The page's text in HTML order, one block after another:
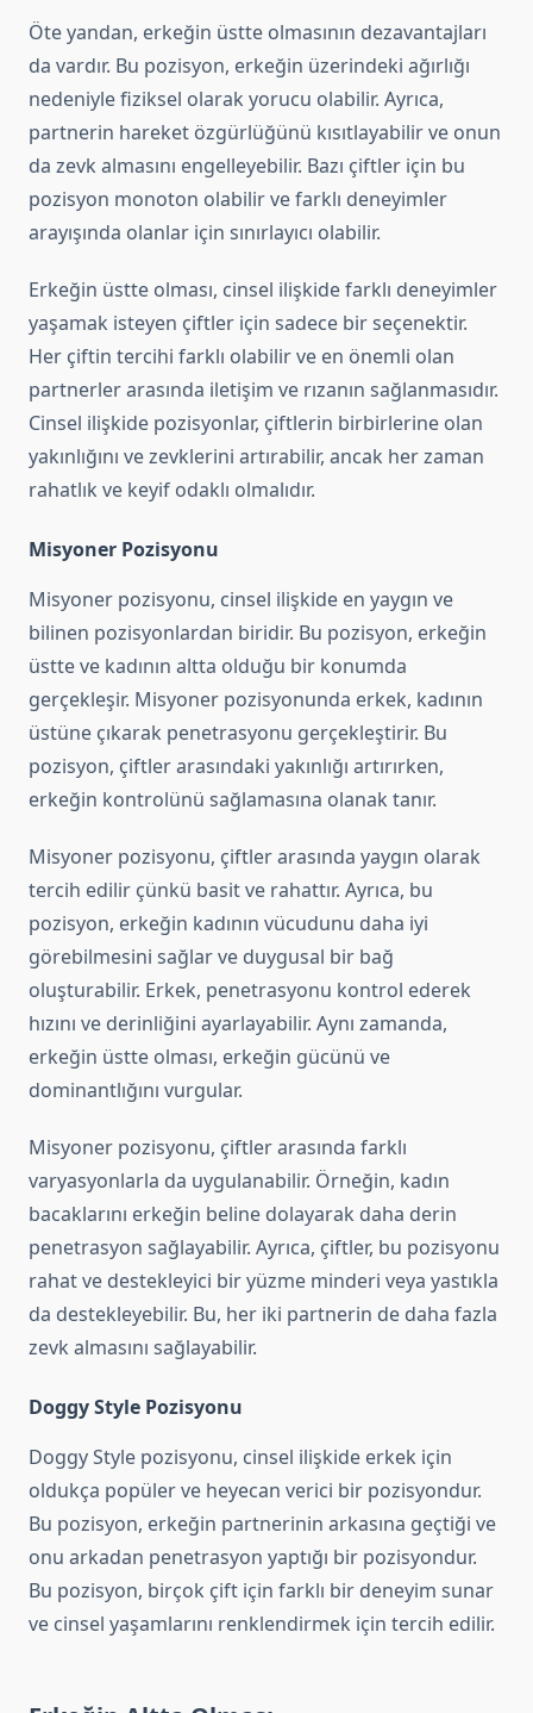
Öte yandan, erkeğin üstte olmasının dezavantajları
da vardır. Bu pozisyon, erkeğin üzerindeki ağırlığı
nedeniyle fiziksel olarak yorucu olabilir. Ayrıca,
partnerin hareket özgürlüğünü kısıtlayabilir ve onun
da zevk almasını engelleyebilir. Bazı çiftler için bu
pozisyon monoton olabilir ve farklı deneyimler
arayışında olanlar için sınırlayıcı olabilir.
Erkeğin üstte olması, cinsel ilişkide farklı deneyimler
yaşamak isteyen çiftler için sadece bir seçenektir.
Her çiftin tercihi farklı olabilir ve en önemli olan
partnerler arasında iletişim ve rızanın sağlanmasıdır.
Cinsel ilişkide pozisyonlar, çiftlerin birbirlerine olan
yakınlığını ve zevklerini artırabilir, ancak her zaman
rahatlık ve keyif odaklı olmalıdır.
Misyoner Pozisyonu
Misyoner pozisyonu, cinsel ilişkide en yaygın ve
bilinen pozisyonlardan biridir. Bu pozisyon, erkeğin
üstte ve kadının altta olduğu bir konumda
gerçekleşir. Misyoner pozisyonunda erkek, kadının
üstüne çıkarak penetrasyonu gerçekleştirir. Bu
pozisyon, çiftler arasındaki yakınlığı artırırken,
erkeğin kontrolünü sağlamasına olanak tanır.
Misyoner pozisyonu, çiftler arasında yaygın olarak
tercih edilir çünkü basit ve rahattır. Ayrıca, bu
pozisyon, erkeğin kadının vücudunu daha iyi
görebilmesini sağlar ve duygusal bir bağ
oluşturabilir. Erkek, penetrasyonu kontrol ederek
hızını ve derinliğini ayarlayabilir. Aynı zamanda,
erkeğin üstte olması, erkeğin gücünü ve
dominantlığını vurgular.
Misyoner pozisyonu, çiftler arasında farklı
varyasyonlarla da uygulanabilir. Örneğin, kadın
bacaklarını erkeğin beline dolayarak daha derin
penetrasyon sağlayabilir. Ayrıca, çiftler, bu pozisyonu
rahat ve destekleyici bir yüzme minderi veya yastıkla
da destekleyebilir. Bu, her iki partnerin de daha fazla
zevk almasını sağlayabilir.
Doggy Style Pozisyonu
Doggy Style pozisyonu, cinsel ilişkide erkek için
oldukça popüler ve heyecan verici bir pozisyondur.
Bu pozisyon, erkeğin partnerinin arkasına geçtiği ve
onu arkadan penetrasyon yaptığı bir pozisyondur.
Bu pozisyon, birçok çift için farklı bir deneyim sunar
ve cinsel yaşamlarını renklendirmek için tercih edilir.